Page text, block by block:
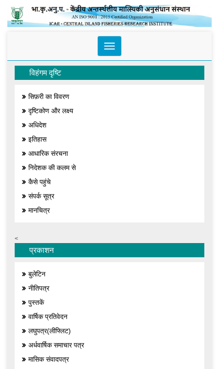
Toggle
navigation
विहंगम दृष्टि
सिफ़री का विवरण
दृष्टिकोण और लक्ष्य
अधिदेश
इतिहास
आधारिक संरचना
निदेशक की कलम से
कैसे पहुंचे
संपर्क सूत्र
मानचित्र
<
प्रकाशन
बुलेटिन
नीतिपत्र
पुस्तकें
वार्षिक प्रतिवेदन
लघुपत्र(लीफ्लिट)
अर्धवार्षिक समाचार पत्र
मासिक संवादपत्र